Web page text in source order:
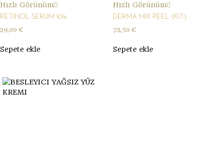
Hızlı Görünüm
RETINOL SERUM 10%
39,00 €
Sepete ekle
Hızlı Görünüm
DERMA MIX PEEL (KIT)
73,50 €
Sepete ekle